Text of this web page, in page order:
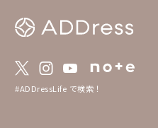
#ADDressLife で検索！